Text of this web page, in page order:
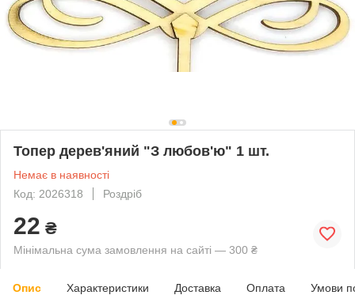
Топер дерев'яний "З любов'ю" 1 шт.
Немає в наявності
Код: 2026318
Роздріб
22 ₴
Мінімальна сума замовлення на сайті — 300 ₴
Опис Характеристики Доставка Оплата Умови